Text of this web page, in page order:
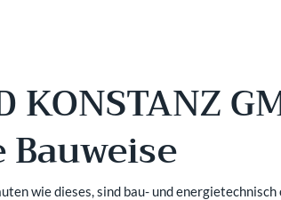
KONSTANZ
wie dieses, sind bau- und